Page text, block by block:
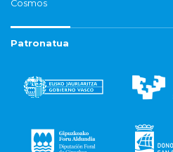
Cosmos
Patronatua